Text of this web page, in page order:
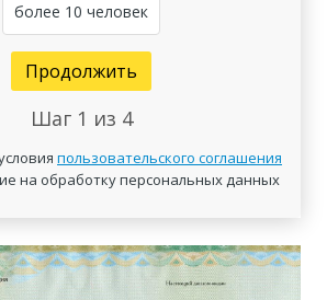
более 10 человек
Продолжить
Шаг 1 из 4
пользовательского соглашения
на обработку персональных данных